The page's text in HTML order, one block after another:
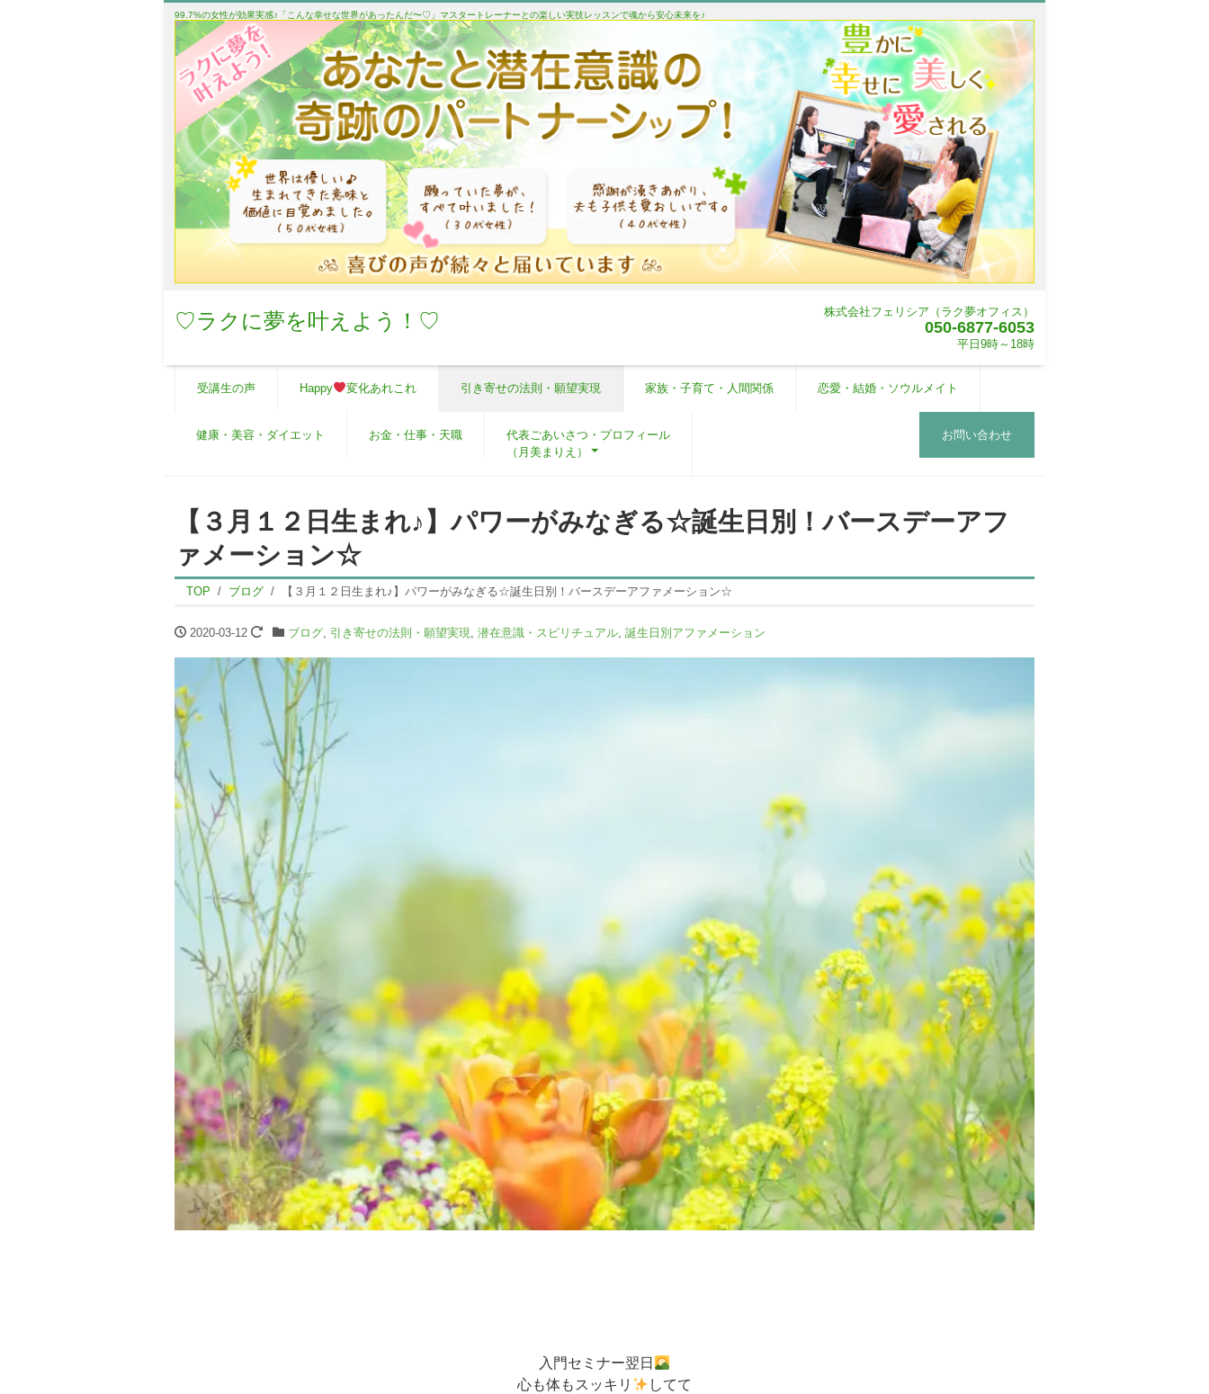
99.7%の女性が効果実感♪「こんな幸せな世界があったんだ〜♡」マスタートレーナーとの楽しい実技レッスンで魂から安心未来を♪
♡ラクに夢を叶えよう！♡ 株式会社フェリシア（ラク夢オフィス）
050-6877-6053
平日9時～18時
受講生の声 Happy 変化あれこれ 引き寄せの法則・願望実現 家族・子育て・人間関係 恋愛・結婚・ソウルメイト
健康・美容・ダイエット お金・仕事・天職
代表ごあいさつ・プロフィール
（月美まりえ）
お問い合わせ
【３月１２日生まれ♪】パワーがみなぎる☆誕生日別！バースデーアフ
ァメーション☆
TOP ブログ 【３月１２日生まれ♪】パワーがみなぎる☆誕生日別！バースデーアファメーション☆
2020-03-12 ブログ, 引き寄せの法則・願望実現 潜在意識・スピリチュアル, 誕生日別アファメーション
入門セミナー翌日
心も体もスッキリ
してて